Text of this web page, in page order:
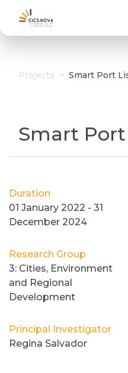
Projects > Smart Port
Smart
Duration
01 January 2022 - 31
December 2024
Research Group
3: Cities, Environment
and Regional
Development
Principal Investigator
Regina Salvador